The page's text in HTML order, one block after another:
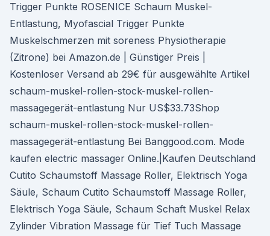
Trigger Punkte ROSENICE Schaum Muskel-
Entlastung, Myofascial Trigger Punkte
Muskelschmerzen mit soreness Physiotherapie
(Zitrone) bei Amazon.de | Günstiger Preis |
Kostenloser Versand ab 29€ für ausgewählte Artikel
schaum-muskel-rollen-stock-muskel-rollen-
massagegerät-entlastung Nur US$33.73Shop
schaum-muskel-rollen-stock-muskel-rollen-
massagegerät-entlastung Bei Banggood.com. Mode
kaufen electric massager Online.|Kaufen Deutschland
Cutito Schaumstoff Massage Roller, Elektrisch Yoga
Säule, Schaum Cutito Schaumstoff Massage Roller,
Elektrisch Yoga Säule, Schaum Schaft Muskel Relax
Zylinder Vibration Massage für Tief Tuch Massage